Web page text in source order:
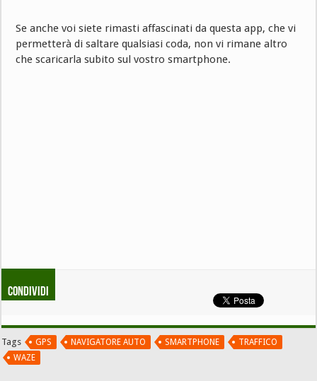
Se anche voi siete rimasti affascinati da questa app, che vi
permetterà di saltare qualsiasi coda, non vi rimane altro
che scaricarla subito sul vostro smartphone.
Condividi
Tags GPS NAVIGATORE AUTO SMARTPHONE
TRAFFICO
WAZE